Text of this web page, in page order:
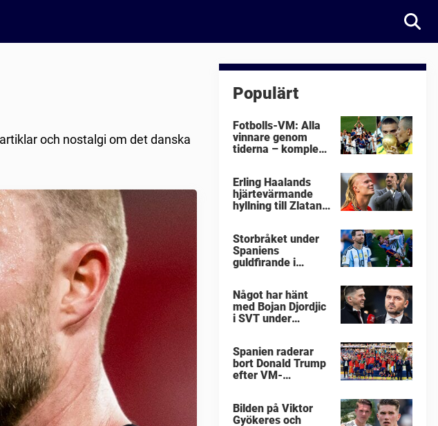
och nostalgi om det danska
Populärt
Fotbolls-VM: Alla
vinnare genom
tiderna – komplett
Erling Haalands
hjärtevärmande
hyllning till Zlatan
Storbråket under
Spaniens
guldfirande i
Något har hänt
med Bojan Djordjic
i SVT under
Spanien raderar
bort Donald Trump
efter VM-
Bilden på Viktor
Gyökeres och